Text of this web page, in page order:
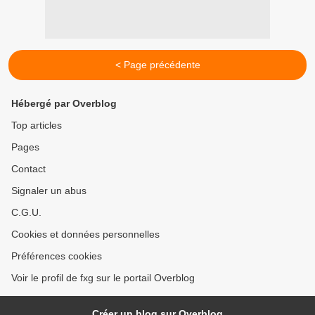
< Page précédente
Hébergé par Overblog
Top articles
Pages
Contact
Signaler un abus
C.G.U.
Cookies et données personnelles
Préférences cookies
Voir le profil de fxg sur le portail Overblog